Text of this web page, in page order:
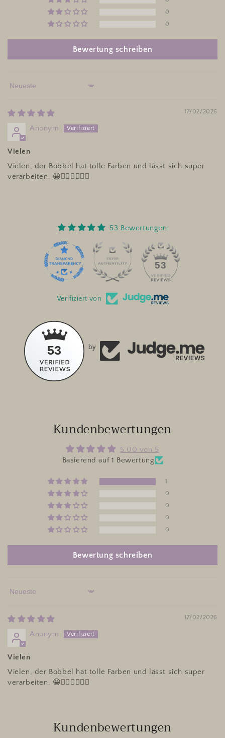
0
0
Bewertung schreiben
Sort by
17/02/2026
Anonym
Vielen
Vielen, der Bobbel hat tolle Farben und lässt sich super
verarbeiten. 😀👍🏼🍀🍀🍀🍀
53 Bewertungen
53
Verifiziert von
53 by
Kundenbewertungen
5.00 von 5
Basierend auf 1 Bewertung
1
0
0
0
0
Bewertung schreiben
Sort by
17/02/2026
Anonym
Vielen
Vielen, der Bobbel hat tolle Farben und lässt sich super
verarbeiten. 😀👍🏼🍀🍀🍀🍀
Kundenbewertungen